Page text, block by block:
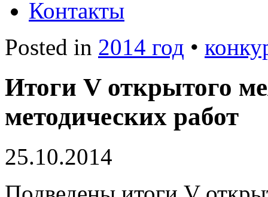
Контакты
Posted in 2014 год •
Итоги V открытого
методических работ
25.10.2014